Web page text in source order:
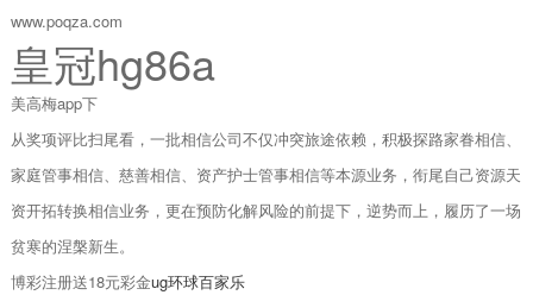
www.poqza.com
皇冠hg86a
美高梅app下
从奖项评比扫尾看，一批相信公司不仅冲突旅途依赖，积极探路家眷相信、
家庭管事相信、慈善相信、资产护士管事相信等本源业务，衔尾自己资源天
资开拓转换相信业务，更在预防化解风险的前提下，逆势而上，履历了一场
贫寒的涅槃新生。
博彩注册送18元彩金ug环球百家乐